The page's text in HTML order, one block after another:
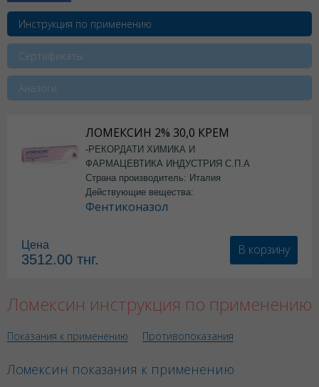
Инструкция по применению
Сертификаты
Аналоги
ЛОМЕКСИН 2% 30,0 КРЕМ
-РЕКОРДАТИ ХИМИКА И
ФАРМАЦЕВТИКА ИНДУСТРИЯ С.П.А
Страна производитель: Италия
Действующие вещества:
Фентиконазол
Цена
3512.00 тнг.
В корзину
Ломексин инструкция по применению
Показания к применению Противопоказания
Ломексин показания к применению